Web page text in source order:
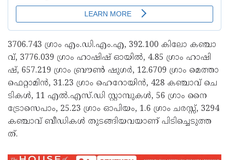
3706.743 ഗ്രാം ​എം.​ഡി.​എം.​എ, 392.100 കി​ലോ ക​ഞ്ചാ​
വ്, 3776.039 ഗ്രാം ​ഹാ​ഷി​ഷ് ഓ​യി​ൽ, 4.85 ഗ്രാം ​ഹാ​ഷി​
ഷ്, 657.219 ഗ്രാം ​ബ്രൗ​ൺ ഷു​ഗ​ർ, 12.6709 ഗ്രാം ​മെ​ത്താ​
ഫെ​റ്റാ​മി​ൻ, 31.23 ഗ്രാം ​ഹെ​റോ​യി​ൻ, 428 ക​ഞ്ചാ​വ് ചെ​
ടി​ക​ൾ, 11 എ​ൽ.​എ​സ്.​ഡി സ്റ്റാ​മ്പു​ക​ൾ, 56 ഗ്രാം ​നൈ​
ട്രോ​സെ​പാം, 25.23 ഗ്രാം ​ഓ​പി​യം, 1.6 ഗ്രാം ​ച​ര​സ്സ്, 3294
ക​ഞ്ചാ​വ് ബീ​ഡി​ക​ൾ തു​ട​ങ്ങി​യ​വ​യാ​ണ് പി​ടി​ച്ചെ​ടു​ത്ത​
ത്.